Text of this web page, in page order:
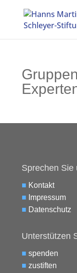
Sprechen Sie
■ Kontakt
■ Impressum
■ Datenschutz
Unterstützen
■ spenden
■ zustiften